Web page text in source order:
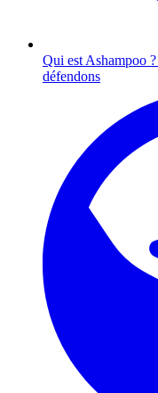
Qui est Ashampoo ?
défendons